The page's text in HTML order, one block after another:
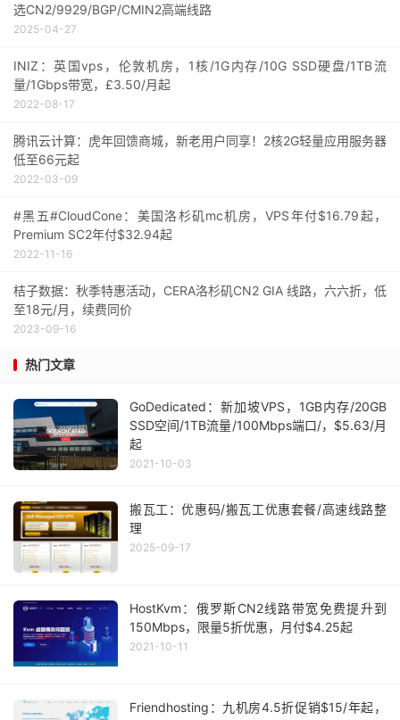
选CN2/9929/BGP/CMIN2高端线路
2025-04-27
INIZ：英国vps，伦敦机房，1核/1G内存/10G SSD硬盘/1TB流
量/1Gbps带宽，£3.50/月起
2022-08-17
腾讯云计算：虎年回馈商城，新老用户同享！2核2G轻量应用服务器
低至66元起
2022-03-09
#黑五#CloudCone：美国洛杉矶mc机房，VPS年付$16.79起，
Premium SC2年付$32.94起
2022-11-16
桔子数据：秋季特惠活动，CERA洛杉矶CN2 GIA 线路，六六折，低
至18元/月，续费同价
2023-09-16
热门文章
GoDedicated：新加坡VPS，1GB内存/20GB
SSD空间/1TB流量/100Mbps端口/，$5.63/月
起
2021-10-03
搬瓦工：优惠码/搬瓦工优惠套餐/高速线路整
理
2025-09-17
HostKvm：俄罗斯CN2线路带宽免费提升到
150Mbps，限量5折优惠，月付$4.25起
2021-10-11
Friendhosting：九机房4.5折促销$15/年起，